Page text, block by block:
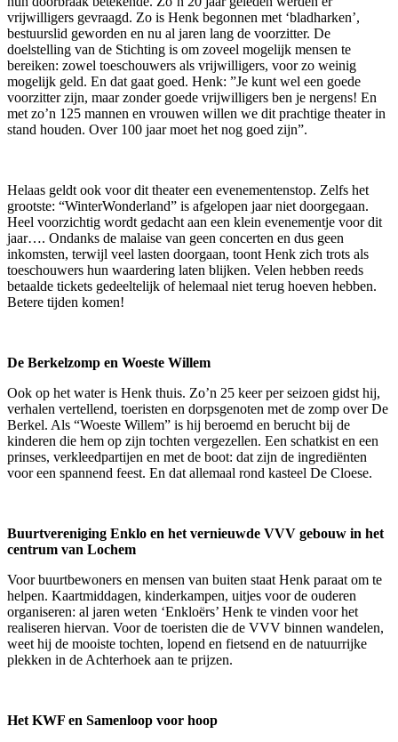
vrijwilligers gevraagd. Zo is Henk begonnen met ‘bladharken’,
bestuurslid geworden en nu al jaren lang de voorzitter. De
doelstelling van de Stichting is om zoveel mogelijk mensen te
bereiken: zowel toeschouwers als vrijwilligers, voor zo weinig
mogelijk geld. En dat gaat goed. Henk: ”Je kunt wel een goede
voorzitter zijn, maar zonder goede vrijwilligers ben je nergens! En
met zo’n 125 mannen en vrouwen willen we dit prachtige theater in
stand houden. Over 100 jaar moet het nog goed zijn”.
Helaas geldt ook voor dit theater een evenementenstop. Zelfs het
grootste: “WinterWonderland” is afgelopen jaar niet doorgegaan.
Heel voorzichtig wordt gedacht aan een klein evenementje voor dit
jaar…. Ondanks de malaise van geen concerten en dus geen
inkomsten, terwijl veel lasten doorgaan, toont Henk zich trots als
toeschouwers hun waardering laten blijken. Velen hebben reeds
betaalde tickets gedeeltelijk of helemaal niet terug hoeven hebben.
Betere tijden komen!
De Berkelzomp en Woeste Willem
Ook op het water is Henk thuis. Zo’n 25 keer per seizoen gidst hij,
verhalen vertellend, toeristen en dorpsgenoten met de zomp over De
Berkel. Als “Woeste Willem” is hij beroemd en berucht bij de
kinderen die hem op zijn tochten vergezellen. Een schatkist en een
prinses, verkleedpartijen en met de boot: dat zijn de ingrediënten
voor een spannend feest. En dat allemaal rond kasteel De Cloese.
Buurtvereniging Enklo en het vernieuwde VVV gebouw in het
centrum van Lochem
Voor buurtbewoners en mensen van buiten staat Henk paraat om te
helpen. Kaartmiddagen, kinderkampen, uitjes voor de ouderen
organiseren: al jaren weten ‘Enkloërs’ Henk te vinden voor het
realiseren hiervan. Voor de toeristen die de VVV binnen wandelen,
weet hij de mooiste tochten, lopend en fietsend en de natuurrijke
plekken in de Achterhoek aan te prijzen.
Het KWF en Samenloop voor hoop